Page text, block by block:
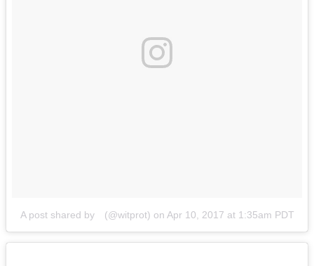
A post shared by⠀ (@witprot) on Apr 10, 2017 at 1:35am PDT